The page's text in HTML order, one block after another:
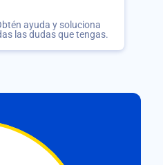
ayuda y soluciona
las dudas que tengas.